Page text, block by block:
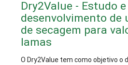
Dry2Value - Estudo e
desenvolvimento de
de secagem para
lamas
O Dry2Value tem como objetivo o